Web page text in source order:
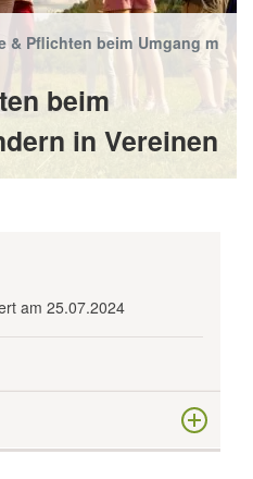
& Pflichten beim Umgang mit
beim
in Vereinen
am 25.07.2024